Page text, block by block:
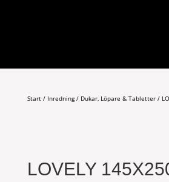
Start/ Inredning/ Dukar, Löpare & Tabletter/
LOVELY